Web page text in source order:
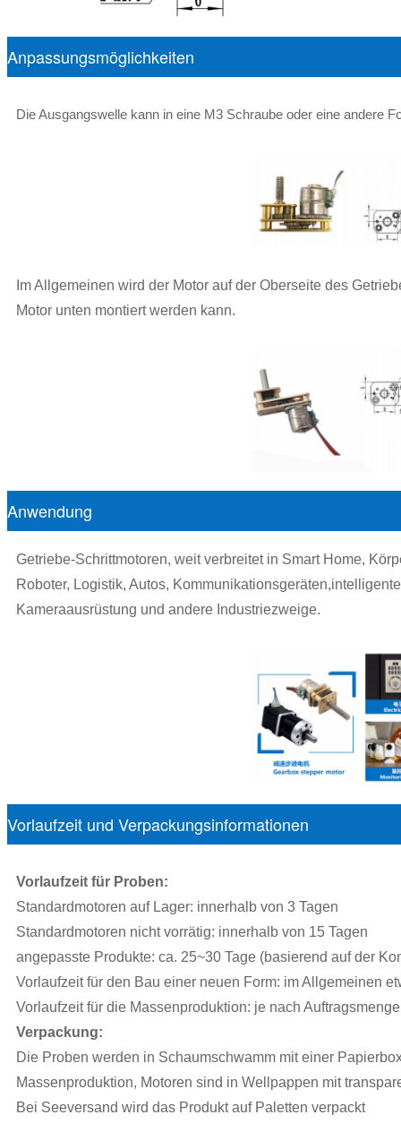
Anpassungsmöglichkeiten
Die Ausgangswelle kann in eine M3 Schraube oder eine andere
Im Allgemeinen wird der Motor auf der Oberseite des
Motor unten montiert werden kann.
Anwendung
Getriebe-Schrittmotoren, weit verbreitet in Smart Home,
Roboter, Logistik, Autos,
Kameraausrüstung und andere Industriezweige.
Vorlaufzeit und Verpackungsinformationen
Vorlaufzeit für Proben:
Standardmotoren auf Lager: innerhalb von 3 Tagen
Standardmotoren nicht vorrätig: innerhalb von 15 Tagen
angepasste Produkte: ca. 25~30 Tage (basierend auf der
Vorlaufzeit für den Bau einer neuen Form: im Allgemeinen
Vorlaufzeit für die Massenproduktion: je nach Auftragsmenge
Verpackung:
Die Proben werden in Schaumschwamm mit einer
Massenproduktion, Motoren sind in Wellpappen mit
Bei Seeversand wird das Produkt auf Paletten verpackt